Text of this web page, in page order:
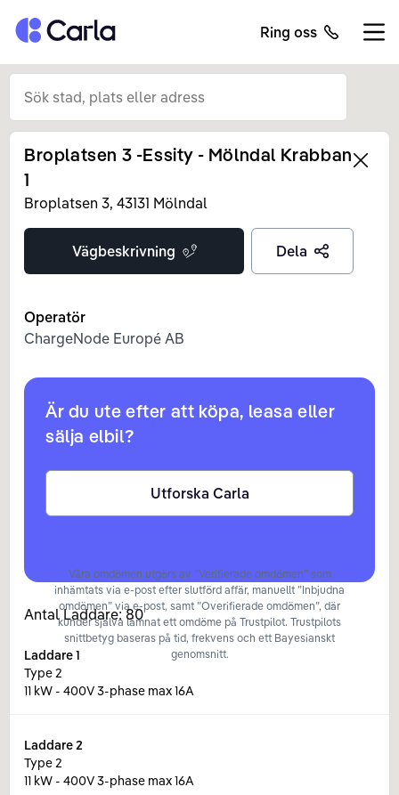
Tillbaka till startsidan Ring oss
Left
Broplatsen 3 -Essity - Mölndal Krabban
1
Broplatsen 3, 43131 Mölndal
Vägbeskrivning Dela
Operatör
ChargeNode Europé AB
Är du ute efter att köpa, leasa eller
sälja elbil?
Utforska Carla
Våra omdömen utgörs av ”Verifierade omdömen” som
inhämtats via e-post efter slutförd affär, manuellt ”Inbjudna
omdömen” via e-post, samt ”Overifierade omdömen”, där
kunder själva lämnat ett omdöme på Trustpilot. Trustpilots
snittbetyg baseras på tid, frekvens och ett Bayesianskt
genomsnitt.
Antal Laddare:80
Laddare1
Type 2
11 kW - 400V 3-phase max 16A
Laddare2
Type 2
11 kW - 400V 3-phase max 16A